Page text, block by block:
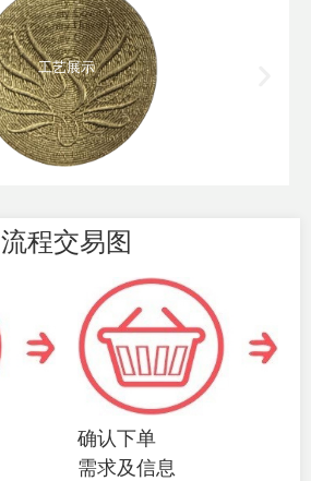
工艺展示
流程交易图
确认下单
需求及信息